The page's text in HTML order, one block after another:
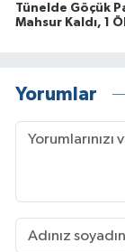
Tünelde Göçük
Mahsur Kaldı, 1
Yorumlar